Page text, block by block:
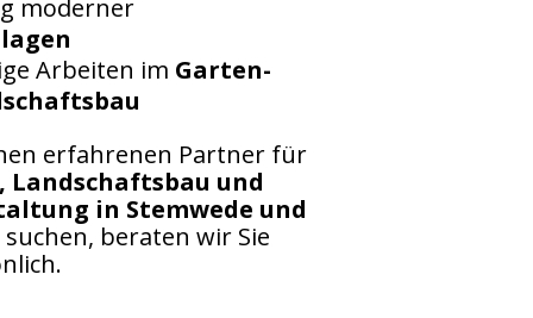
Baumaschinenvermietung
Immobilienvermietung
moderner
Arbeiten im Garten-
erfahrenen Partner für
Landschaftsbau und
in Stemwede und
suchen, beraten wir Sie